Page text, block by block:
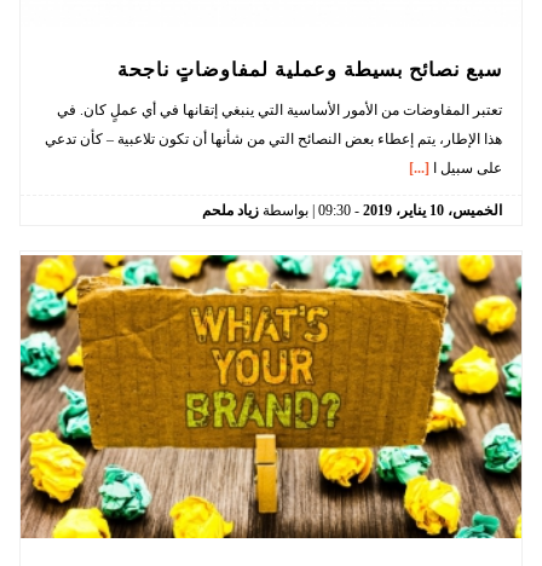
سبع نصائح بسيطة وعملية لمفاوضاتٍ ناجحة
تعتبر المفاوضات من الأمور الأساسية التي ينبغي إتقانها في أي عملٍ كان. في
هذا الإطار، يتم إعطاء بعض النصائح التي من شأنها أن تكون تلاعبية – كأن تدعي
على سبيل ا
[...]
الخميس، 10 يناير، 2019
-
09:30 | بواسطة زياد ملحم